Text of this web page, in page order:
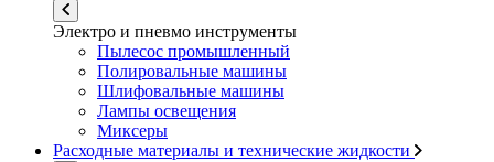
Электро и пневмо инструменты
Пылесос промышленный
Полировальные машины
Шлифовальные машины
Лампы освещения
Миксеры
Расходные материалы и технические жидкости